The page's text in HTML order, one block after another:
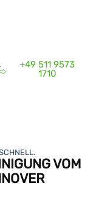
+49 511 9573
1710
VOM